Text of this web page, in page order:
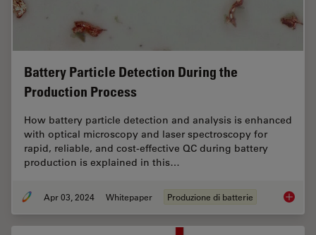
Battery Particle Detection During the
Production Process
How battery particle detection and analysis is enhanced
with optical microscopy and laser spectroscopy for
rapid, reliable, and cost-effective QC during battery
production is explained in this…
Apr 03, 2024 Whitepaper Produzione di batterie Battery